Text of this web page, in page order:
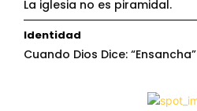
La iglesia no es piramidal.
Identidad
Cuando Dios Dice: “Ensancha”